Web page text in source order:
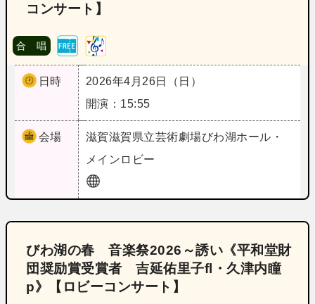
コンサート】
合 唱
日時
2026年4月26日（日）
開演：15:55
会場 滋賀滋賀県立芸術劇場びわ湖ホール・
メインロビー
びわ湖の春 音楽祭2026～誘い《平和堂財
団奨励賞受賞者 吉延佑里子fl・久津内瞳
p》【ロビーコンサート】